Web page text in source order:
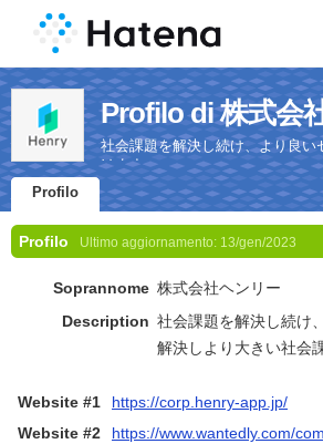
Profilo di 株式会
社会課題を解決し続け、より良
けます。
Profilo
Profilo Ultimo aggiornamento: 13/gen/2023
Soprannome 株式会社ヘンリー
Description 社会課題を解決し続け
解決しより大きい社会
Website #1
https://corp.henry-app.jp/
Website #2
https://www.wantedly.com/